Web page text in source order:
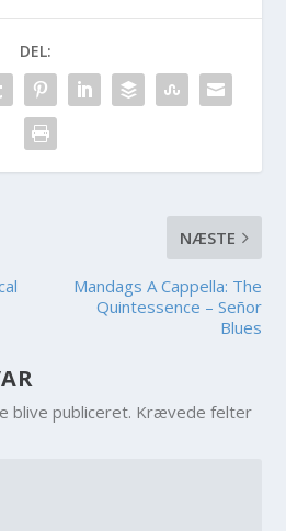
DEL:
NÆSTE
Mandags A Cappella: The
Quintessence – Señor
Blues
blive publiceret. Krævede felter